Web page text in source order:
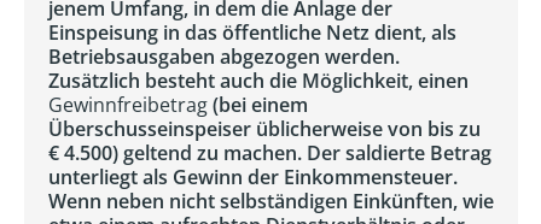
jenem Umfang, in dem die Anlage der
Einspeisung in das öffentliche Netz dient, als
Betriebsausgaben abgezogen werden.
Zusätzlich besteht auch die Möglichkeit, einen
Gewinnfreibetrag(bei einem
Überschusseinspeiser üblicherweise von bis zu
€ 4.500) geltend zu machen. Der saldierte Betrag
unterliegt als Gewinn der Einkommensteuer.
Wenn neben nicht selbständigen Einkünften, wie